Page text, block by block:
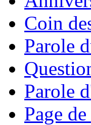
Coin
Parole
Parole
Page